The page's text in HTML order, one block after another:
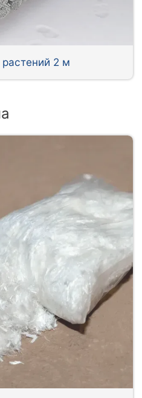
2 м